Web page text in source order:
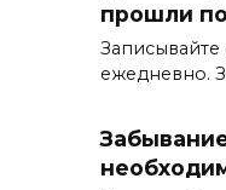
прошли
ежедневно.